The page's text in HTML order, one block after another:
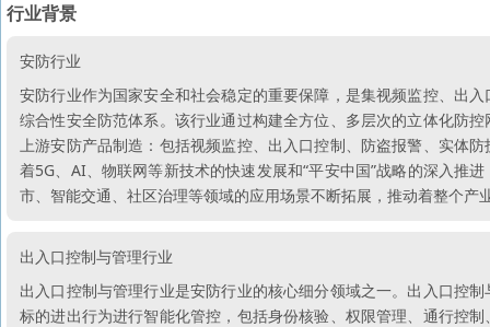
行业背景
安防行业
安防行业作为国家安全和社会稳定的重要保障，是集视频监控、出
综合性安全防范体系。该行业通过构建全方位、多层次的立体化防
上游安防产品制造：包括视频监控、出入口控制、防盗报警、实体
着5G、AI、物联网等新技术的快速发展和“平安中国”战略的深入推
市、智能交通、社区治理等领域的应用场景不断拓展，推动着整个产
出入口控制与管理行业
出入口控制与管理行业是安防行业的核心细分领域之一。出入口控
标的进出行为进行智能化管控，包括身份核验、权限管理、通行控